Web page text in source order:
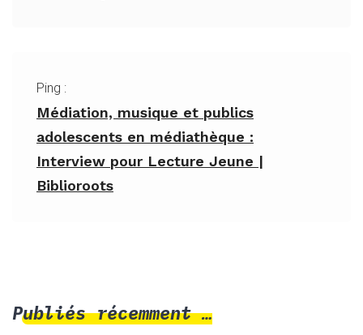
Ping :
Médiation, musique et publics
adolescents en médiathèque :
Interview pour Lecture Jeune |
Biblioroots
Publiés récemment …